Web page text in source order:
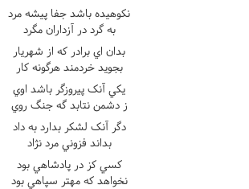
نکوهيده باشد جفا پيشه مرد
به گرد در آزداران مگرد
بدان اي برادر که از شهريار
بجويد خردمند هرگونه کار
يکي آنک پيروزگر باشد اوي
ز دشمن نتابد گه جنگ روي
دگر آنک لشکر بدارد به داد
بداند فزوني مرد نژاد
کسي کز در پادشاهي بود
نخواهد که مهتر سپاهي بود